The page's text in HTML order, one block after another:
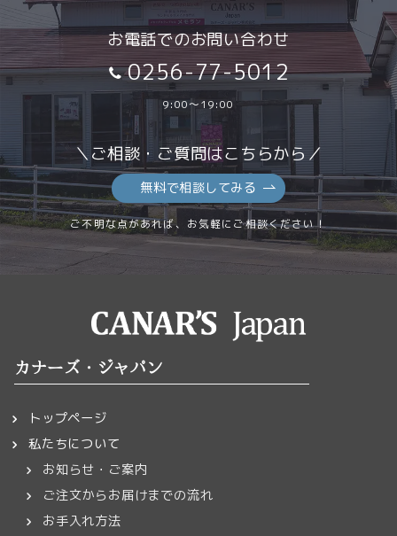
お電話でのお問い合わせ
0256-77-5012
9:00～19:00
＼ご相談・ご質問はこちらから／
無料で相談してみる
ご不明な点があれば、お気軽にご相談ください！
カナーズ・ジャパン
トップページ
私たちについて
お知らせ・ご案内
ご注文からお届けまでの流れ
お手入れ方法